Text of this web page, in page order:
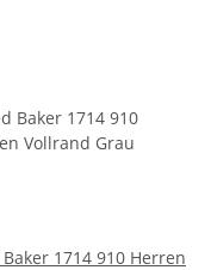
1714 910 Herren